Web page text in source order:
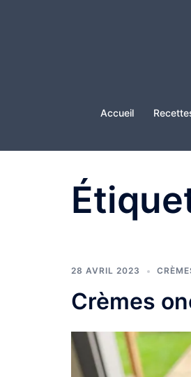
Accueil
28 AVRIL 2023
Crèmes